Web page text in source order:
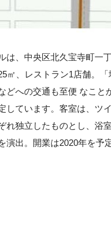
は、中央区北久宝寺町
㎡、レストラン1店舗。
どへの交通も至便 なこと
しています。客室は、ツ
れ独立したものとし、浴
演出。開業は2020年を予